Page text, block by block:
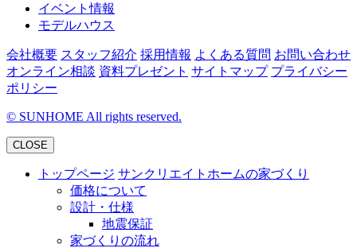
イベント情報
モデルハウス
会社概要 スタッフ紹介 採用情報 よくある質問 お問い合わせ
オンライン相談 資料プレゼント サイトマップ プライバシー
ポリシー
© SUNHOME All rights reserved.
CLOSE
トップページ サンクリエイトホームの家づくり
価格について
設計・仕様
地震保証
家づくりの流れ